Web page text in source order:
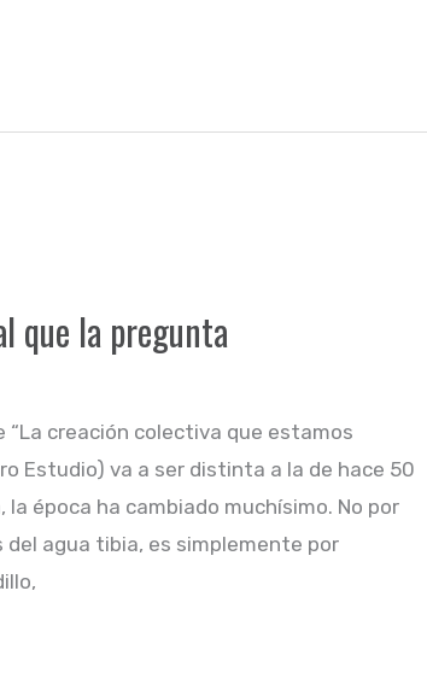
que la pregunta
creación colectiva que estamos
Estudio) va a ser distinta a la de hace 50
la época ha cambiado muchísimo. No por
agua tibia, es simplemente por